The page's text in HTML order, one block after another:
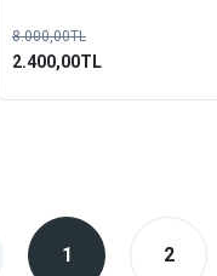
8.000,00TL
2.400,00TL
1 2